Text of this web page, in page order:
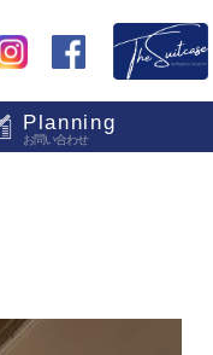
Planning
お問い合わせ